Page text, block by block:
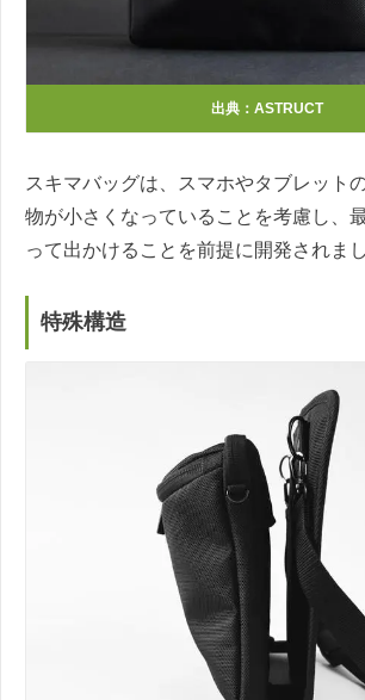
出典：ASTRUCT
スキマバッグは、スマホやタブレット
物が小さくなっていることを考慮し、
って出かけることを前提に開発されまし
特殊構造